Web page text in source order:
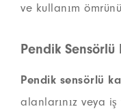
ve kullanım
Pendik Sensörlü
Pendik sensörlü
alanlarınız veya